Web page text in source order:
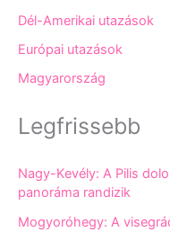
Dél-Amerikai utazások
Európai utazások
Magyarország
Legfrissebb
Nagy-Kevély: A Pilis
panoráma randizik
Mogyoróhegy: A